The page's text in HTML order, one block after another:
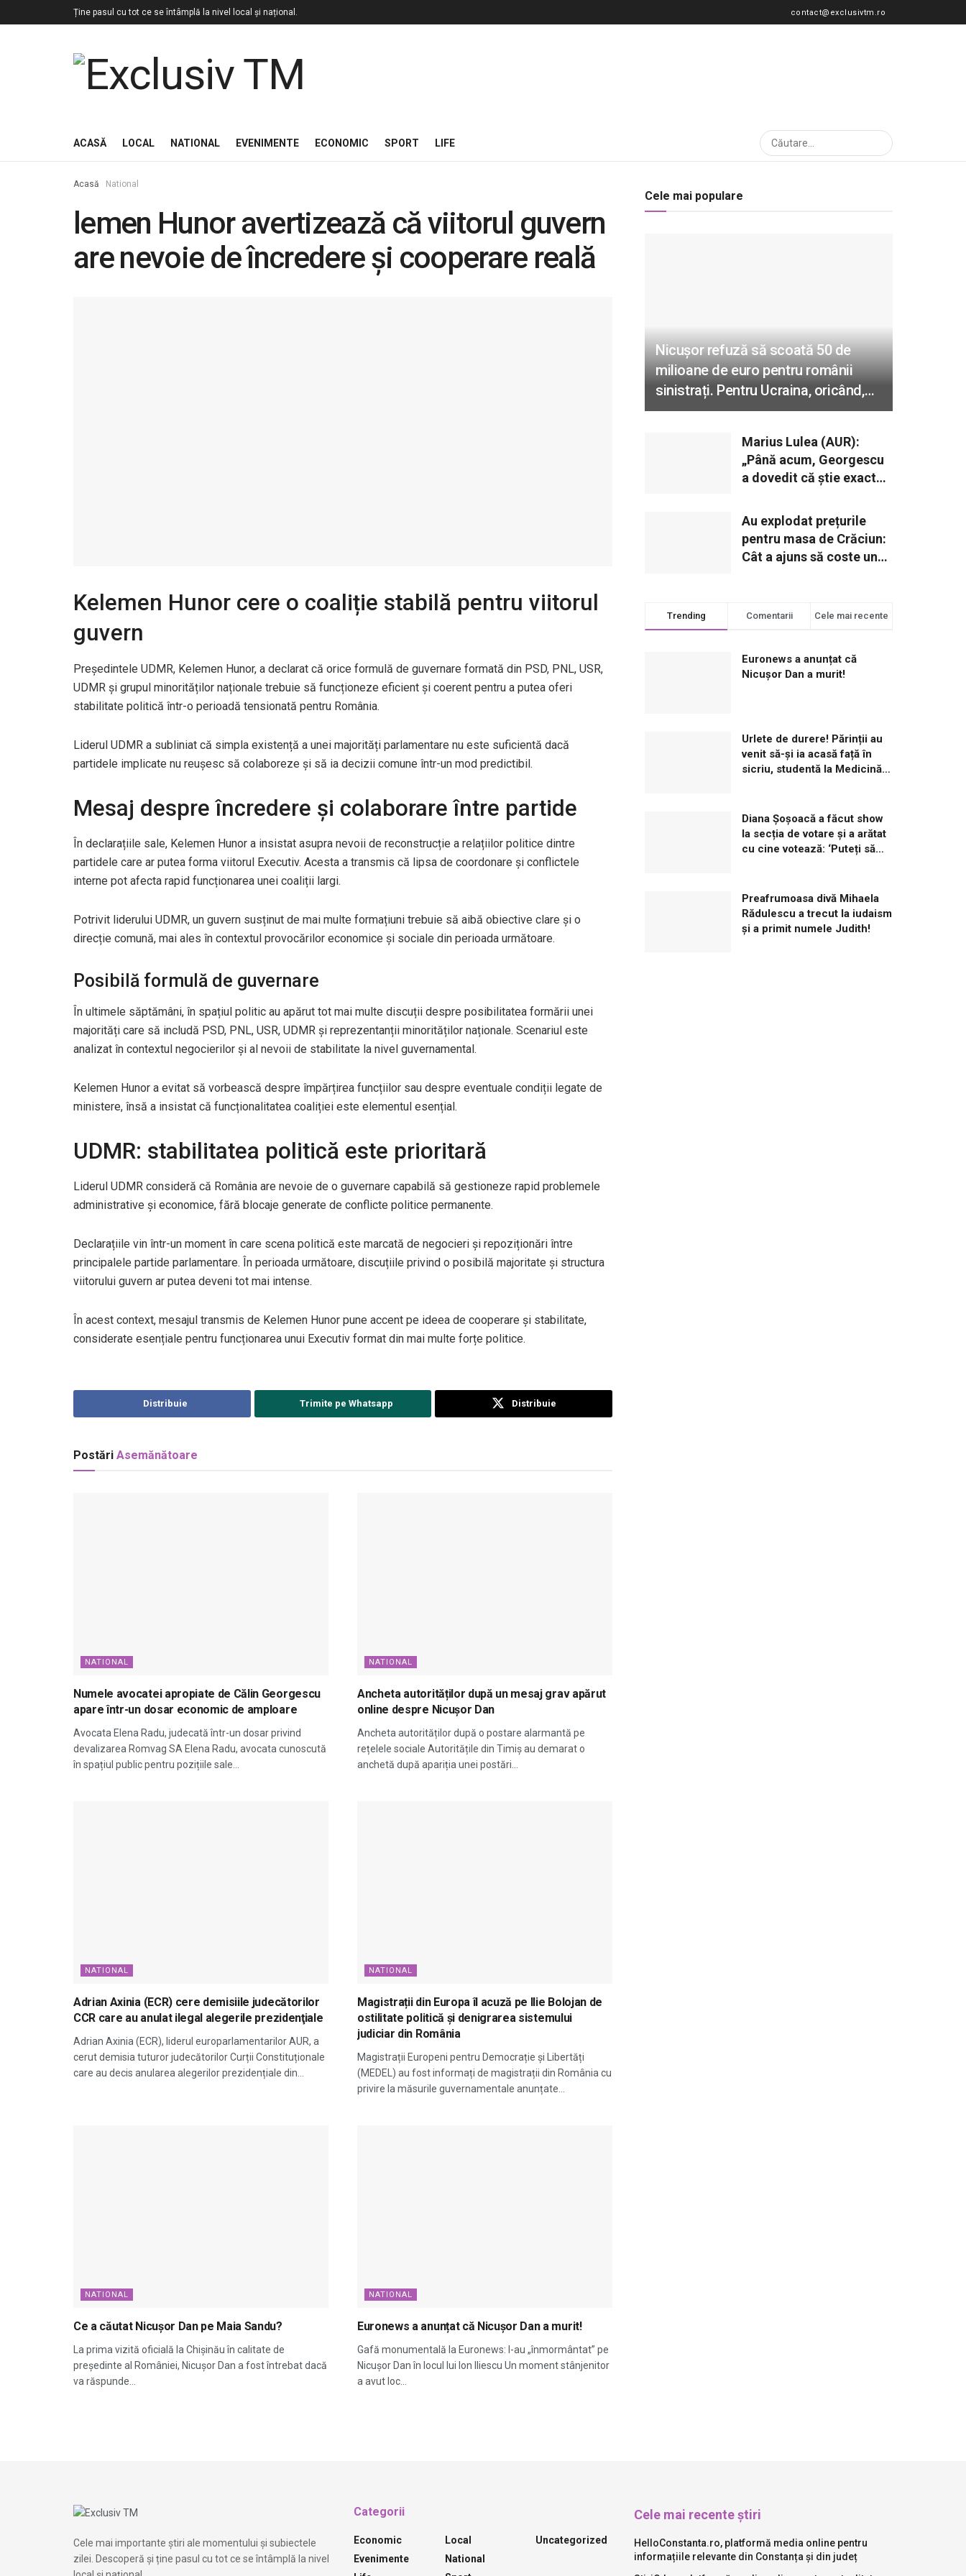
Ține pasul cu tot ce se întâmplă la nivel local și național. contact@exclusivtm.ro
ACASĂ LOCAL NATIONAL EVENIMENTE ECONOMIC SPORT LIFE
Acasă National
lemen Hunor avertizează că viitorul guvern
are nevoie de încredere și cooperare reală
Kelemen Hunor cere o coaliție stabilă pentru viitorul
guvern
Președintele UDMR, Kelemen Hunor, a declarat că orice formulă de guvernare formată din PSD, PNL, USR,
UDMR și grupul minorităților naționale trebuie să funcționeze eficient și coerent pentru a putea oferi
stabilitate politică într-o perioadă tensionată pentru România.
Liderul UDMR a subliniat că simpla existență a unei majorități parlamentare nu este suficientă dacă
partidele implicate nu reușesc să colaboreze și să ia decizii comune într-un mod predictibil.
Mesaj despre încredere și colaborare între partide
În declarațiile sale, Kelemen Hunor a insistat asupra nevoii de reconstrucție a relațiilor politice dintre
partidele care ar putea forma viitorul Executiv. Acesta a transmis că lipsa de coordonare și conflictele
interne pot afecta rapid funcționarea unei coaliții largi.
Potrivit liderului UDMR, un guvern susținut de mai multe formațiuni trebuie să aibă obiective clare și o
direcție comună, mai ales în contextul provocărilor economice și sociale din perioada următoare.
Posibilă formulă de guvernare
În ultimele săptămâni, în spațiul politic au apărut tot mai multe discuții despre posibilitatea formării unei
majorități care să includă PSD, PNL, USR, UDMR și reprezentanții minorităților naționale. Scenariul este
analizat în contextul negocierilor și al nevoii de stabilitate la nivel guvernamental.
Kelemen Hunor a evitat să vorbească despre împărțirea funcțiilor sau despre eventuale condiții legate de
ministere, însă a insistat că funcționalitatea coaliției este elementul esențial.
UDMR: stabilitatea politică este prioritară
Liderul UDMR consideră că România are nevoie de o guvernare capabilă să gestioneze rapid problemele
administrative și economice, fără blocaje generate de conflicte politice permanente.
Declarațiile vin într-un moment în care scena politică este marcată de negocieri și repoziționări între
principalele partide parlamentare. În perioada următoare, discuțiile privind o posibilă majoritate și structura
viitorului guvern ar putea deveni tot mai intense.
În acest context, mesajul transmis de Kelemen Hunor pune accent pe ideea de cooperare și stabilitate,
considerate esențiale pentru funcționarea unui Executiv format din mai multe forțe politice.
Distribuie Trimite pe Whatsapp Distribuie
Postări Asemănătoare
NATIONAL
Numele avocatei apropiate de Călin Georgescu
apare într-un dosar economic de amploare
Avocata Elena Radu, judecată într-un dosar privind
devalizarea Romvag SA Elena Radu, avocata cunoscută
în spațiul public pentru pozițiile sale...
NATIONAL
Ancheta autorităților după un mesaj grav apărut
online despre Nicușor Dan
Ancheta autorităților după o postare alarmantă pe
rețelele sociale Autoritățile din Timiș au demarat o
anchetă după apariția unei postări...
NATIONAL
Adrian Axinia (ECR) cere demisiile judecătorilor
CCR care au anulat ilegal alegerile prezidenţiale
Adrian Axinia (ECR), liderul europarlamentarilor AUR, a
cerut demisia tuturor judecătorilor Curții Constituționale
care au decis anularea alegerilor prezidențiale din...
NATIONAL
Magistrații din Europa îl acuză pe Ilie Bolojan de
ostilitate politică și denigrarea sistemului
judiciar din România
Magistrații Europeni pentru Democrație și Libertăți
(MEDEL) au fost informați de magistrații din România cu
privire la măsurile guvernamentale anunțate...
NATIONAL
Ce a căutat Nicușor Dan pe Maia Sandu?
La prima vizită oficială la Chișinău în calitate de
președinte al României, Nicușor Dan a fost întrebat dacă
va răspunde...
NATIONAL
Euronews a anunțat că Nicușor Dan a murit!
Gafă monumentală la Euronews: l-au „înmormântat” pe
Nicușor Dan în locul lui Ion Iliescu Un moment stânjenitor
a avut loc...
Cele mai populare
Nicușor refuză să scoată 50 de
milioane de euro pentru românii
sinistrați. Pentru Ucraina, oricând,
oricât e nevoie!
Marius Lulea (AUR):
„Până acum, Georgescu
a dovedit că știe exact
declara reprezintă o
opțiune strategică”
Au explodat prețurile
pentru masa de Crăciun:
Cât a ajuns să coste un
Trending Comentarii Cele mai recente
Euronews a anunțat că
Nicușor Dan a murit!
Urlete de durere! Părinții au
venit să-și ia acasă față în
sicriu, studentă la Medicină,
Diana Șoșoacă a făcut show
la secția de votare și a arătat
cu cine votează: ‘Puteți să
Preafrumoasa divă Mihaela
Rădulescu a trecut la iudaism
și a primit numele Judith!
Cele mai importante știri ale momentului și subiectele
zilei. Descoperă și ține pasul cu tot ce se întâmplă la nivel
Categorii
Economic
Evenimente
Local
National
Uncategorized
Cele mai recente știri
HelloConstanta.ro, platformă media online pentru
informațiile relevante din Constanța și din județ